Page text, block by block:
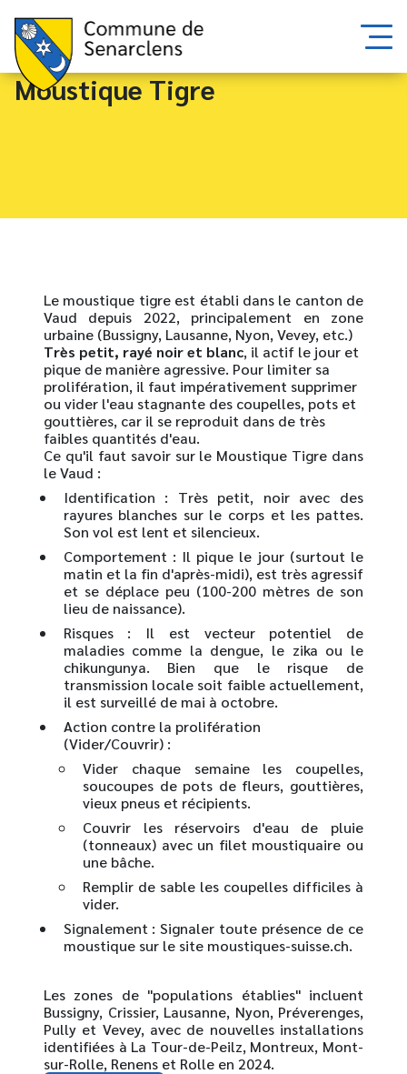
Moustique Tigre
Le moustique tigre est établi dans le canton de
Vaud depuis 2022, principalement en zone
urbaine (Bussigny, Lausanne, Nyon, Vevey, etc.)
Très petit, rayé noir et blanc, il actif le jour et
pique de manière agressive. Pour limiter sa
prolifération, il faut impérativement supprimer
ou vider l'eau stagnante des coupelles, pots et
gouttières, car il se reproduit dans de très
faibles quantités d'eau.
Ce qu'il faut savoir sur le Moustique Tigre dans
le Vaud :
Identification : Très petit, noir avec des
rayures blanches sur le corps et les pattes.
Son vol est lent et silencieux.
Comportement : Il pique le jour (surtout le
matin et la fin d'après-midi), est très agressif
et se déplace peu (100-200 mètres de son
lieu de naissance).
Risques : Il est vecteur potentiel de
maladies comme la dengue, le zika ou le
chikungunya. Bien que le risque de
transmission locale soit faible actuellement,
il est surveillé de mai à octobre.
Action contre la prolifération
(Vider/Couvrir) :
Vider chaque semaine les coupelles,
soucoupes de pots de fleurs, gouttières,
vieux pneus et récipients.
Couvrir les réservoirs d'eau de pluie
(tonneaux) avec un filet moustiquaire ou
une bâche.
Remplir de sable les coupelles difficiles à
vider.
Signalement : Signaler toute présence de ce
moustique sur le site moustiques-suisse.ch.
Les zones de "populations établies" incluent
Bussigny, Crissier, Lausanne, Nyon, Préverenges,
Pully et Vevey, avec de nouvelles installations
identifiées à La Tour-de-Peilz, Montreux, Mont-
sur-Rolle, Renens et Rolle en 2024.